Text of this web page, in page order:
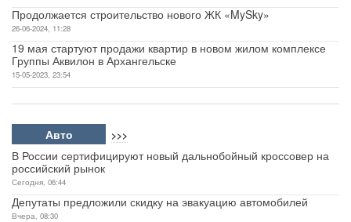
Продолжается строительство нового ЖК «MySky»
26-06-2024, 11:28
19 мая стартуют продажи квартир в новом жилом комплексе
Группы Аквилон в Архангельске
15-05-2023, 23:54
Авто >>>
В России сертифицируют новый дальнобойный кроссовер на
российский рынок
Сегодня, 06:44
Депутаты предложили скидку на эвакуацию автомобилей
Вчера, 08:30